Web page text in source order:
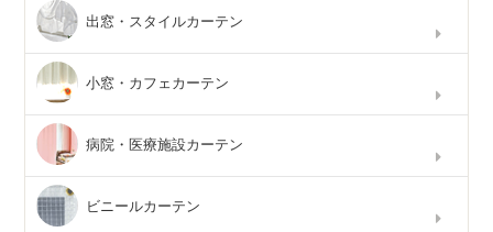
出窓・スタイルカーテン
小窓・カフェカーテン
病院・医療施設カーテン
ビニールカーテン